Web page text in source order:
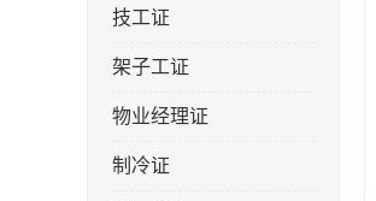
技工证
架子工证
物业经理证
制冷证